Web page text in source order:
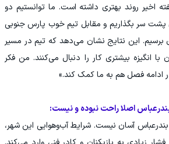
اخیر روند بهتری داشته است. ما توانستیم دو
پشت سر بگذاریم و مقابل تیم خوب پارس جنوبی
برسیم. این نتایج نشان می‌دهد که تیم در مسیر
با انگیزه بیشتری کار را دنبال می‌کنند. من فکر
ادامه فصل هم به ما کمک کند.»
بندرعباس اصلا راحت نبوده و نیست:
آسان نیست. شرایط آب‌وهوایی این شهر،